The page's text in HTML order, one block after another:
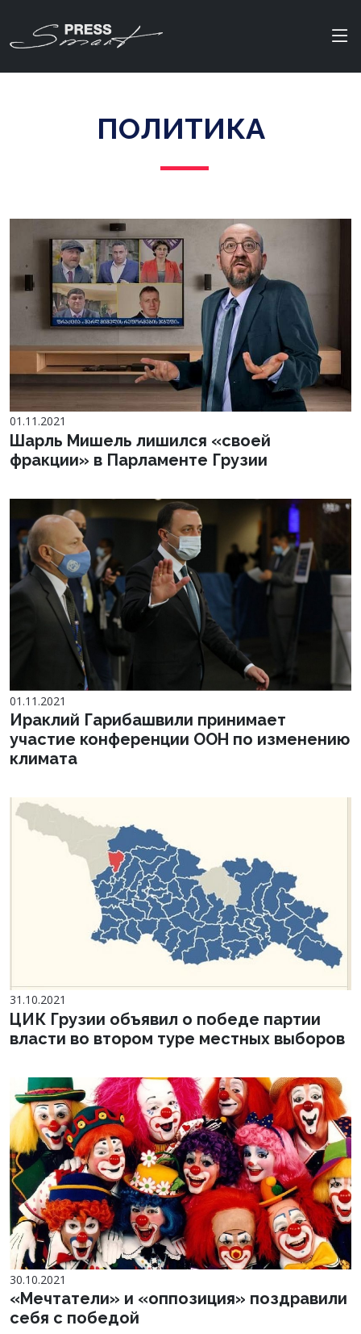
ПОЛИТИКА
01.11.2021
Шарль Мишель лишился «своей
фракции» в Парламенте Грузии
01.11.2021
Ираклий Гарибашвили принимает
участие конференции ООН по изменению
климата
31.10.2021
ЦИК Грузии объявил о победе партии
власти во втором туре местных выборов
30.10.2021
«Мечтатели» и «оппозиция» поздравили
себя с победой